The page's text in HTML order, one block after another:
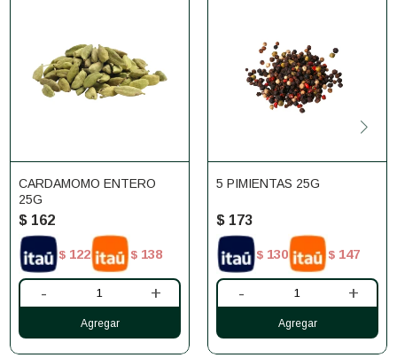
CARDAMOMO ENTERO
25G
$ 162
$ 122 $ 138
- +
5 PIMIENTAS 25G
$ 173
$ 130 $ 147
- +